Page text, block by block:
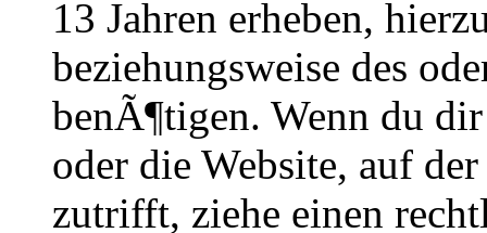
13 Jahren erheben,
beziehungsweise des
benÃ¶tigen. Wenn du
oder die Website, auf
zutrifft, ziehe einen